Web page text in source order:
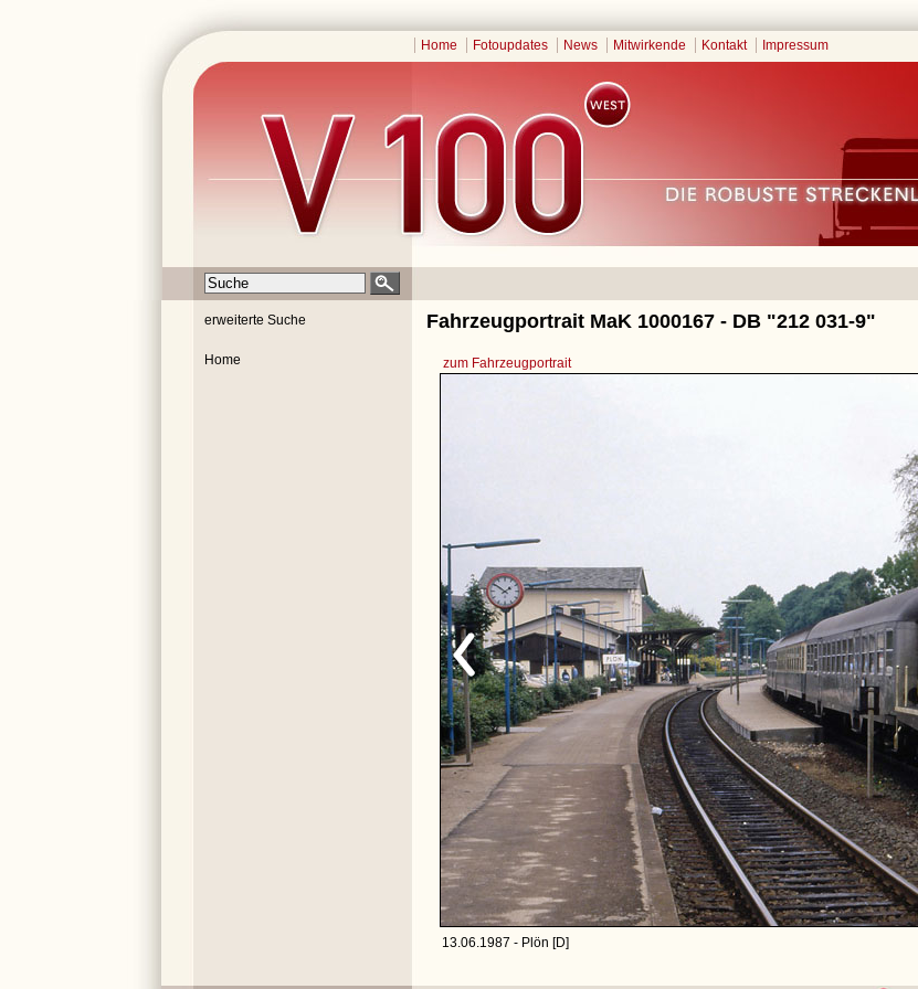
Home Fotoupdates News Mitwirkende Kontakt Impressum
erweiterte Suche
Home
Fahrzeugportrait MaK 1000167 - DB "212 031-9"
zum Fahrzeugportrait
13.06.1987 - Plön [D]